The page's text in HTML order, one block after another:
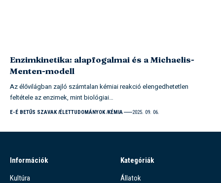
Enzimkinetika: alapfogalmai és a Michaelis-
Menten-modell
Az élővilágban zajló számtalan kémiai reakció elengedhetetlen
feltétele az enzimek, mint biológiai…
E-É BETŰS SZAVAK ÉLETTUDOMÁNYOK KÉMIA 2025. 09. 06.
Információk
Kultúra
Kategóriák
Állatok